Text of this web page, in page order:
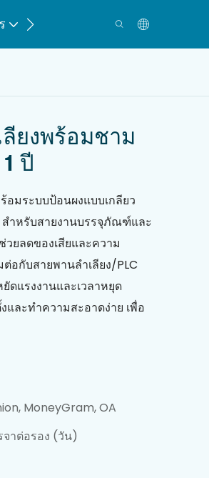
ยงพร้อมชาม
ปี
อมระบบป้อนผงแบบเกลียว
สำหรับสายงานบรรจุภัณฑ์และ
ยลดของเสียและความ
อกับสายพานลำเลียง/PLC
ดแรงงานและเวลาหยุด
ละทำความสะอาดง่าย เพื่อ
MoneyGram, OA
จาต่อรอง (วัน)